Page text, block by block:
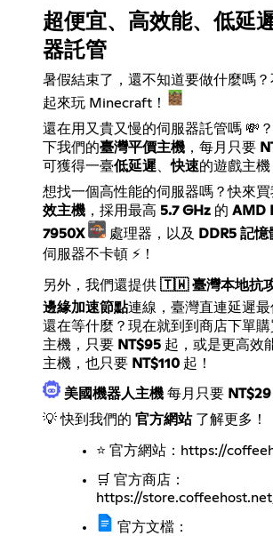
超便宜、高效能、低延
器託管
暑假結束了，還不知道要做什麼嗎
起來玩 Minecraft！
還在用又貴又慢的伺服器託管嗎 💸
下我們的臺灣平價主機 ，每月只要
可獲得一臺低延遲 、快速的遊戲主機
想找一個高性能的伺服器嗎？快來買
效主機 ，採用最高 5.7 GHz 的 AMD
7950X
處理器，以及 DDR5 記憶
伺服器不卡頓 ⚡！
另外，我們還提供 🇹🇼 臺灣本地抗
邊緣加速節點連線，臺灣直連延遲最
還在等什麼？現在就到到商店下單購
主機 ，只要 NT$95 起，或是更高效
主機 ，也只要 NT$110 起！
美國機器人主機 每月只要 NT$29
💡 快到我們的 官方網站了解更多！
⭐ 官方網站： https://
🛒 官方商店：
https://
官方文檔：